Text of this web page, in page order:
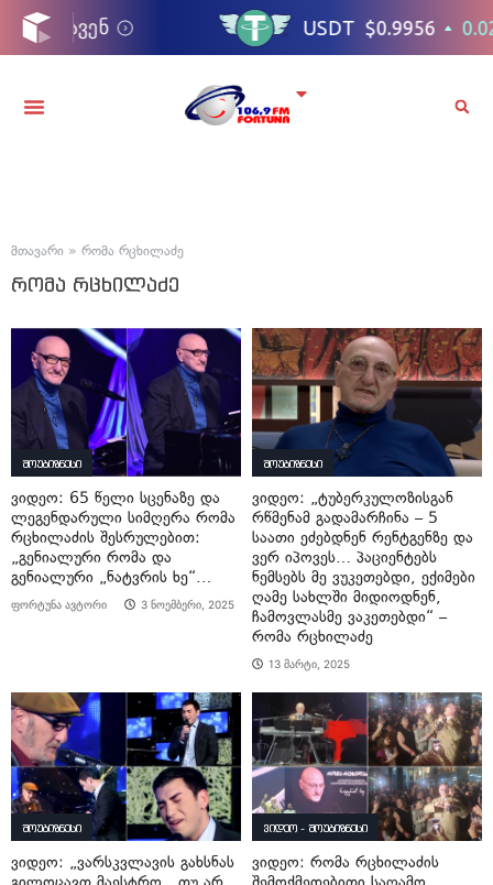
მთავარი » რომა რცხილაძე
რომა რცხილაძე
შოუბიზნესი
ვიდეო: 65 წელი სცენაზე და
ლეგენდარული სიმღერა რომა
რცხილაძის შესრულებით:
„გენიალური რომა და
გენიალური „ნატვრის ხე“…
ფორტუნა ავტორი 3 ნოემბერი, 2025
შოუბიზნესი
ვიდეო: „ტუბერკულოზისგან
რწმენამ გადამარჩინა – 5
საათი ეძებდნენ რენტგენზე და
ვერ იპოვეს… პაციენტებს
ნემსებს მე ვუკეთებდი, ექიმები
ღამე სახლში მიდიოდნენ,
ჩამოვლასმე ვაკეთებდი“ –
რომა რცხილაძე
13 მარტი, 2025
შოუბიზნესი
ვიდეო: „ვარსკვლავის გახსნას
ვიდეო - შოუბიზნესი
ვიდეო: რომა რცხილაძის